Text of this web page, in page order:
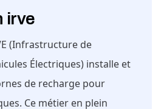
irve
(Infrastructure de
Électriques) installe et
de recharge pour
Ce métier en plein